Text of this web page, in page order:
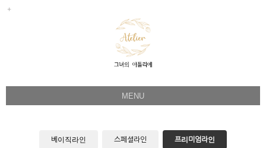
MENU
Flower Directing
베이직라인 스페셜라인 프리미엄라인